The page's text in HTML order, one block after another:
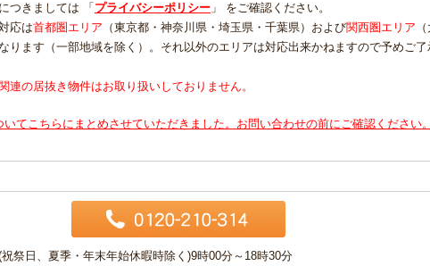
つきましては 「 プライバシーポリシー 」 をご確認ください。
応は首都圏エリア （東京都・神奈川県・埼玉県・千葉県）および関西圏エリア
ります（一部地域を除く）。それ以外のエリアは対応出来かねますので予めご了
連の居抜き物件はお取り扱いしておりません。
てこちらにまとめさせていただきました。お問い合わせの前にご確認ください。
祭日、夏季・年末年始休暇時除く)9時00分～18時30分